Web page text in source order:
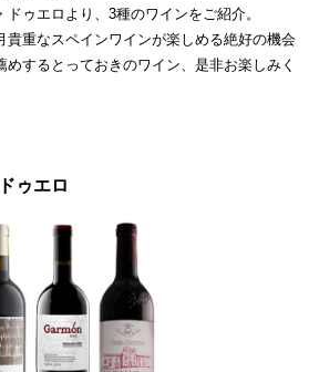
ゥエロより、3種のワインをご紹介。
貴重なスペインワインが楽しめる絶好の機会
するとっておきのワイン、是非お楽しみく
ゥエロ